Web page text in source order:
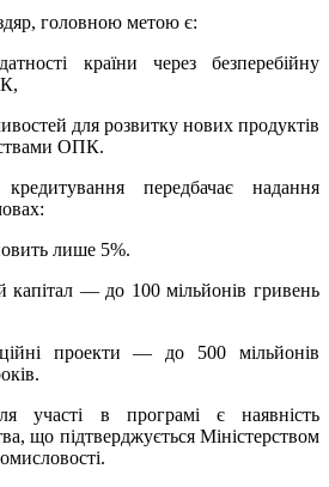
головною метою є:
країни через безперебійну
для розвитку нових продуктів
ОПК.
передбачає надання
лише 5%.
— до 100 мільйонів гривень
проекти — до 500 мільйонів
участі в програмі є наявність
що підтверджується Міністерством